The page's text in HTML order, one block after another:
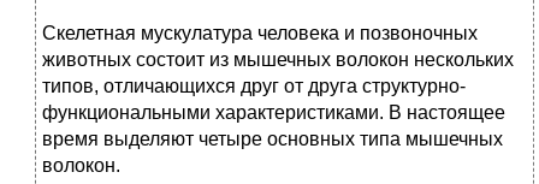
Скелетная мускулатура человека и позвоночных
животных состоит из мышечных волокон нескольких
типов, отличающихся друг от друга структурно-
функциональными характеристиками. В настоящее
время выделяют четыре основных типа мышечных
волокон.